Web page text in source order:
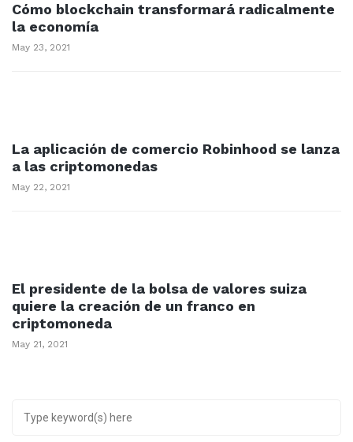
Cómo blockchain transformará radicalmente
la economía
May 23, 2021
La aplicación de comercio Robinhood se lanza
a las criptomonedas
May 22, 2021
El presidente de la bolsa de valores suiza
quiere la creación de un franco en
criptomoneda
May 21, 2021